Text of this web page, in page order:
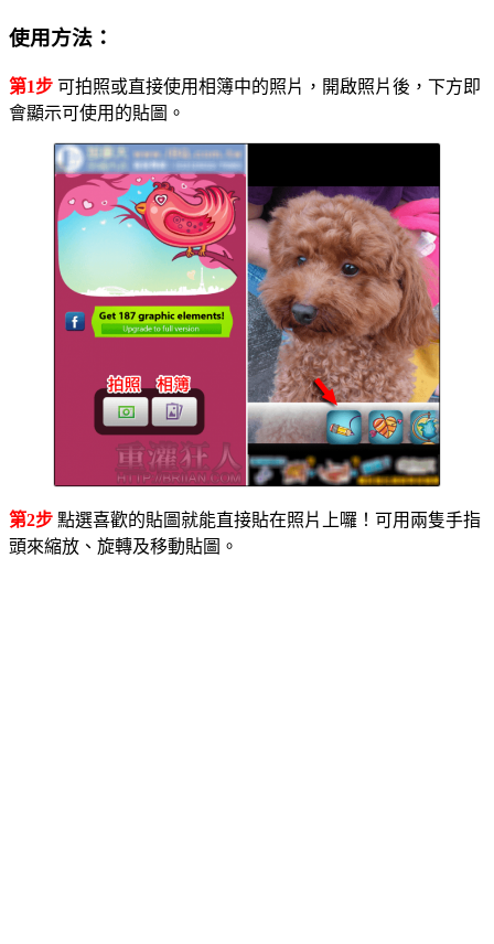
使用方法：
第1步 可拍照或直接使用相簿中的照片，開啟照片後，下方即
會顯示可使用的貼圖。
第2步 點選喜歡的貼圖就能直接貼在照片上囉！可用兩隻手指
頭來縮放、旋轉及移動貼圖。